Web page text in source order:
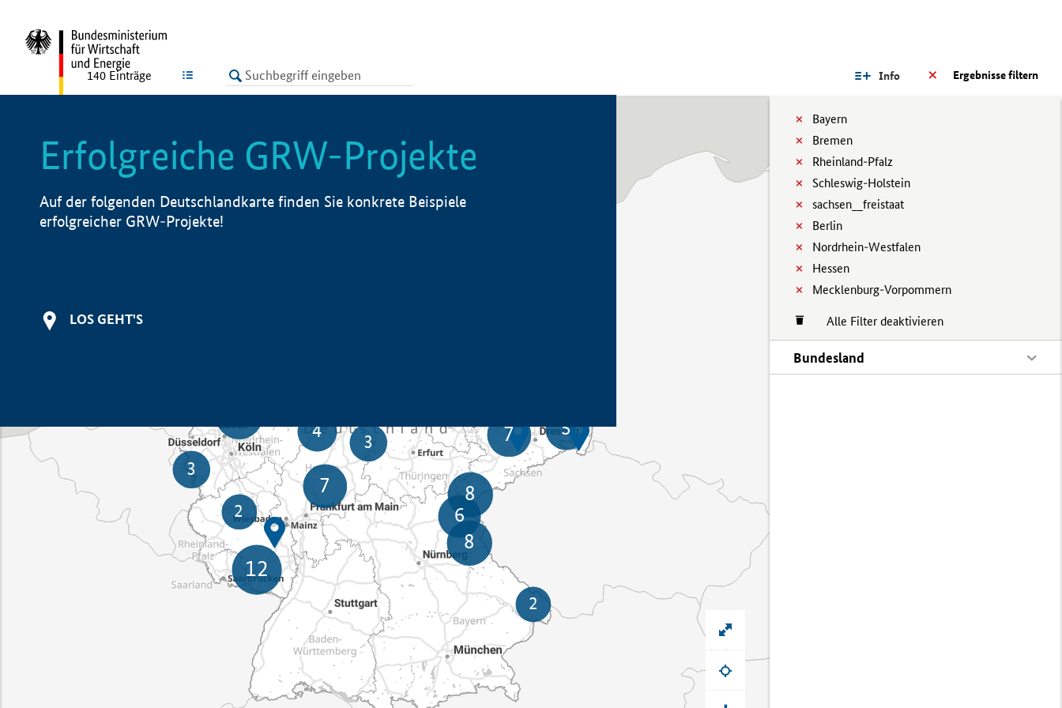
LISTE Ergebnisse filtern
Info
Bayern
Bremen
Rheinland-Pfalz
Schleswig-Holstein
sachsen__freistaat
Berlin
Nordrhein-Westfalen
Hessen
Mecklenburg-Vorpommern
Alle Filter deaktivieren
Bundesland
140 Einträge
Erfolgreiche GRW-Projekte
Auf der folgenden Deutschlandkarte finden Sie konkrete Beispiele
erfolgreicher GRW-Projekte!
LOS GEHT'S